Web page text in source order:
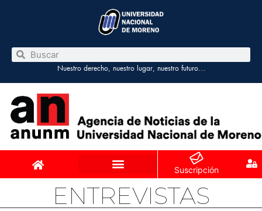
Nuestro derecho, nuestro lugar, nuestro futuro…
Suscripción
ENTREVISTAS